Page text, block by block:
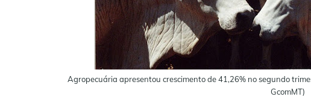
Agropecuária apresentou crescimento de 41,26% no segundo
GcomMT)